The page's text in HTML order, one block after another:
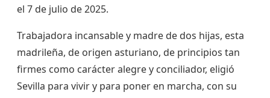
el 7 de julio de 2025.
Trabajadora incansable y madre de dos hijas, esta
madrileña, de origen asturiano, de principios tan
firmes como carácter alegre y conciliador, eligió
Sevilla para vivir y para poner en marcha, con su